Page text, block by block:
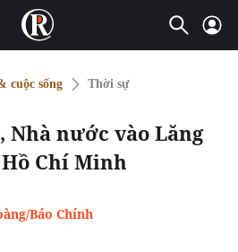
cuộc sống Thời sự
Nhà nước vào Lăng
Chí Minh
Báo Chính